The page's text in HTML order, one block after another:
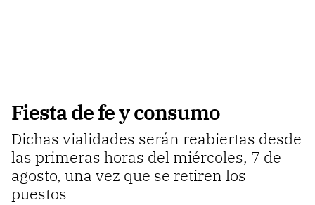
Fiesta de fe y consumo
Dichas vialidades serán reabiertas desde
las primeras horas del miércoles, 7 de
agosto, una vez que se retiren los
puestos